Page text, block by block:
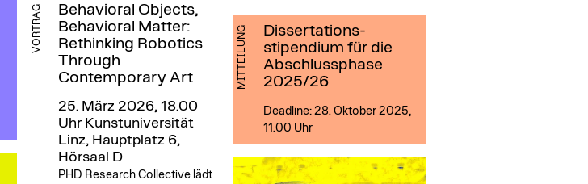
VORTRAG
Behavioral Objects,
Behavioral Matter:
Rethinking Robotics
Through
Contemporary Art
25. März 2026, 18.00
Uhr Kunstuniversität
Linz, Hauptplatz 6,
Hörsaal D
PHD Research Collective lädt
MITTEILUNG
Dissertations­
stipendium für die
Abschlussphase
2025/26
Deadline: 28. Oktober 2025,
11.00 Uhr